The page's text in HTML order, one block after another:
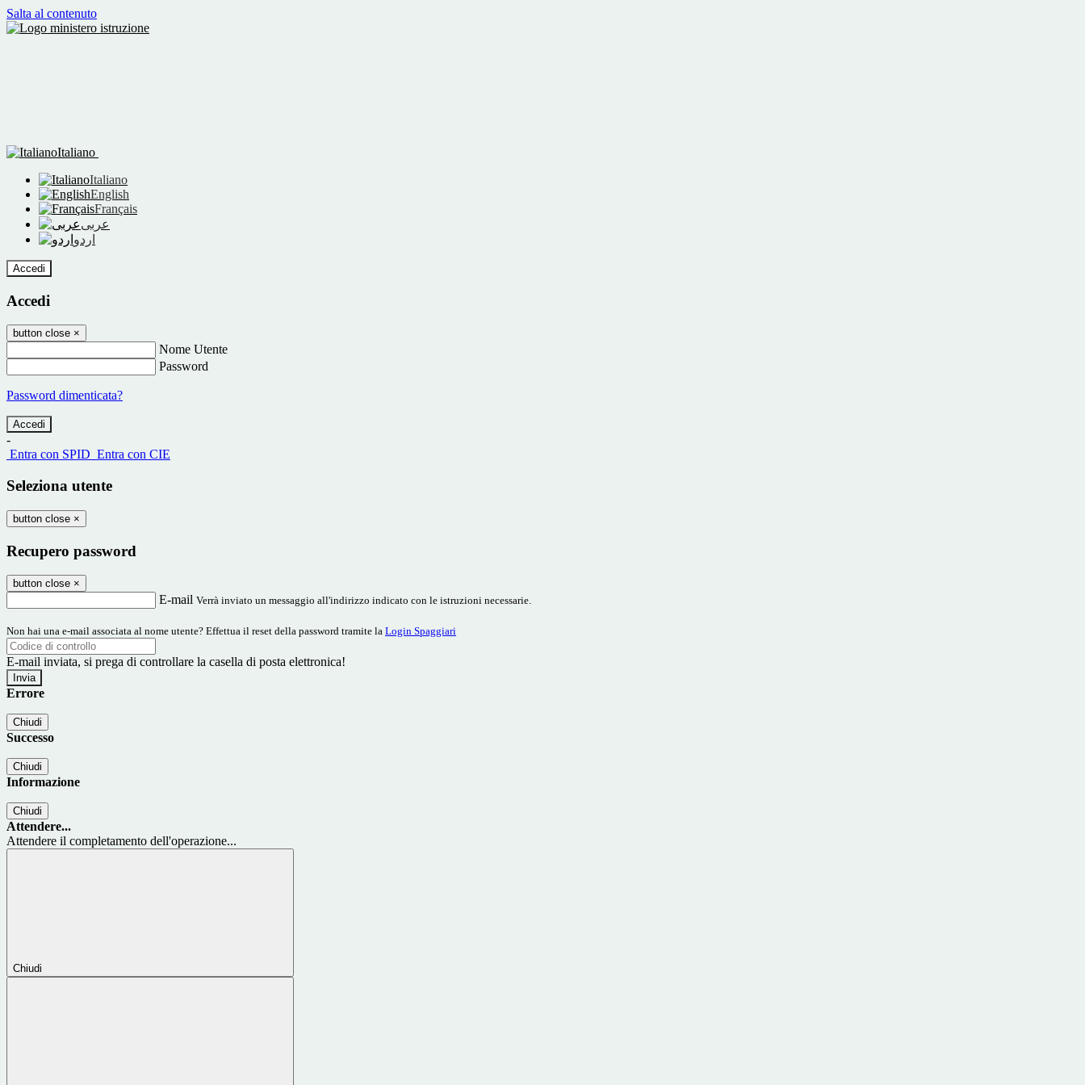
Salta al contenuto
Italiano
Italiano
English
Français
عربى
اردو
Accedi
Accedi
button close ×
Nome Utente
Password
Password dimenticata?
-
Entra con SPID Entra con CIE
Seleziona utente
button close ×
Recupero password
button close ×
E-mail Verrà inviato un messaggio all'indirizzo indicato con le istruzioni necessarie.
Non hai una e-mail associata al nome utente? Effettua il reset della password tramite la Login Spaggiari
E-mail inviata, si prega di controllare la casella di posta elettronica!
Errore
Chiudi
Successo
Chiudi
Informazione
Chiudi
Attendere...
Attendere il completamento dell'operazione...
Chiudi